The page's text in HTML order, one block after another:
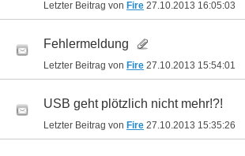
Letzter Beitrag von Fire 27.10.2013 16:05:03
Fehlermeldung
Letzter Beitrag von Fire 27.10.2013 15:54:01
USB geht plötzlich nicht mehr!?!
Letzter Beitrag von Fire 27.10.2013 15:35:26